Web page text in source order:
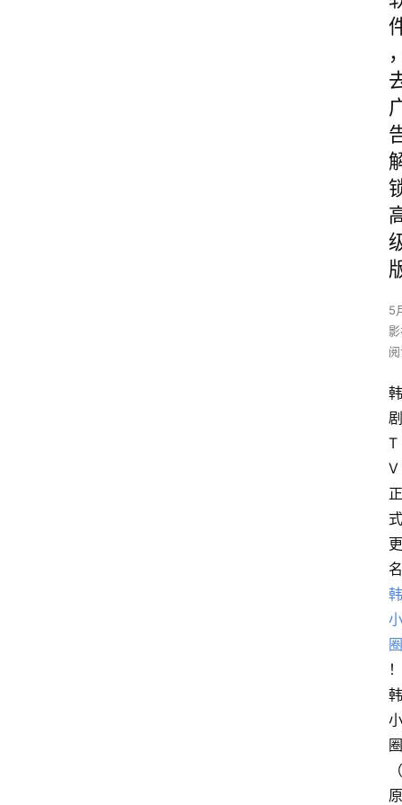
5
韩
剧
T
V
正
式
更
名
韩
小
圈
！
韩
小
圈
（
原